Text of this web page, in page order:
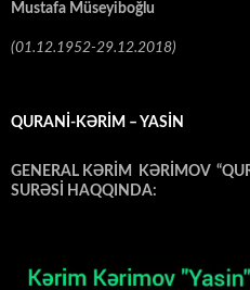
Mustafa Müseyiboğlu
(01.12.1952-29.12.2018)
QURANİ-KƏRİM – YASİN
GENERAL KƏRİM KƏRİMOV
SURƏSİ HAQQINDA: